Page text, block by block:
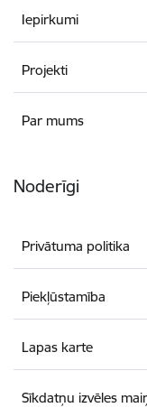
Iepirkumi
Projekti
Par mums
Noderīgi
Privātuma politika
Piekļūstamība
Lapas karte
Sīkdatņu izvēles